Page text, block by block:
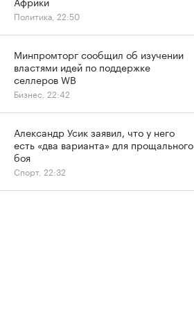
Политика, 22:50
Минпромторг сообщил об изучении
властями идей по поддержке
селлеров WB
Бизнес, 22:42
Александр Усик заявил, что у него
есть «два варианта» для прощального
боя
Спорт, 22:32